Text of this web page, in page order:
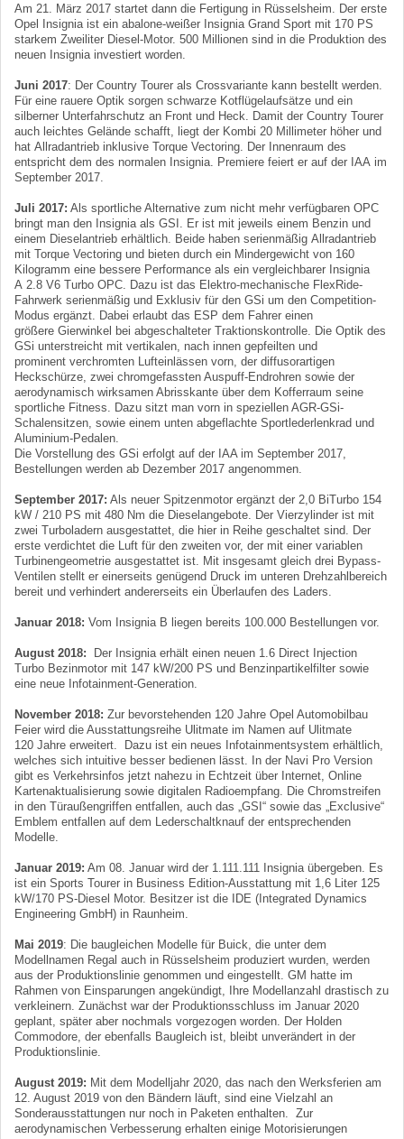
Am 21. März 2017 startet dann die Fertigung in Rüsselsheim. Der erste
Opel Insignia ist ein abalone-weißer Insignia Grand Sport mit 170 PS
starkem Zweiliter Diesel-Motor. 500 Millionen sind in die Produktion des
neuen Insignia investiert worden.
Juni 2017: Der Country Tourer als Crossvariante kann bestellt werden.
Für eine rauere Optik sorgen schwarze Kotflügelaufsätze und ein
silberner Unterfahrschutz an Front und Heck. Damit der Country Tourer
auch leichtes Gelände schafft, liegt der Kombi 20 Millimeter höher und
hat Allradantrieb inklusive Torque Vectoring. Der Innenraum des
entspricht dem des normalen Insignia. Premiere feiert er auf der IAA im
September 2017.
Juli 2017: Als sportliche Alternative zum nicht mehr verfügbaren OPC
bringt man den Insignia als GSI. Er ist mit jeweils einem Benzin und
einem Dieselantrieb erhältlich. Beide haben serienmäßig Allradantrieb
mit Torque Vectoring und bieten durch ein Mindergewicht von 160
Kilogramm eine bessere Performance als ein vergleichbarer Insignia
A 2.8 V6 Turbo OPC. Dazu ist das Elektro-mechanische FlexRide-
Fahrwerk serienmäßig und Exklusiv für den GSi um den Competition-
Modus ergänzt. Dabei erlaubt das ESP dem Fahrer einen
größere Gierwinkel bei abgeschalteter Traktionskontrolle. Die Optik des
GSi unterstreicht mit vertikalen, nach innen gepfeilten und
prominent verchromten Lufteinlässen vorn, der diffusorartigen
Heckschürze, zwei chromgefassten Auspuff-Endrohren sowie der
aerodynamisch wirksamen Abrisskante über dem Kofferraum seine
sportliche Fitness. Dazu sitzt man vorn in speziellen AGR-GSi-
Schalensitzen, sowie einem unten abgeflachte Sportlederlenkrad und
Aluminium-Pedalen.
Die Vorstellung des GSi erfolgt auf der IAA im September 2017,
Bestellungen werden ab Dezember 2017 angenommen.
September 2017: Als neuer Spitzenmotor ergänzt der 2,0 BiTurbo 154
kW / 210 PS mit 480 Nm die Dieselangebote. Der Vierzylinder ist mit
zwei Turboladern ausgestattet, die hier in Reihe geschaltet sind. Der
erste verdichtet die Luft für den zweiten vor, der mit einer variablen
Turbinengeometrie ausgestattet ist. Mit insgesamt gleich drei Bypass-
Ventilen stellt er einerseits genügend Druck im unteren Drehzahlbereich
bereit und verhindert andererseits ein Überlaufen des Laders.
Januar 2018: Vom Insignia B liegen bereits 100.000 Bestellungen vor.
August 2018: Der Insignia erhält einen neuen 1.6 Direct Injection
Turbo Bezinmotor mit 147 kW/200 PS und Benzinpartikelfilter sowie
eine neue Infotainment-Generation.
November 2018: Zur bevorstehenden 120 Jahre Opel Automobilbau
Feier wird die Ausstattungsreihe Ulitmate im Namen auf Ulitmate
120 Jahre erweitert. Dazu ist ein neues Infotainmentsystem erhältlich,
welches sich intuitive besser bedienen lässt. In der Navi Pro Version
gibt es Verkehrsinfos jetzt nahezu in Echtzeit über Internet, Online
Kartenaktualisierung sowie digitalen Radioempfang. Die Chromstreifen
in den Türaußengriffen entfallen, auch das „GSI“ sowie das „Exclusive“
Emblem entfallen auf dem Lederschaltknauf der entsprechenden
Modelle.
Januar 2019: Am 08. Januar wird der 1.111.111 Insignia übergeben. Es
ist ein Sports Tourer in Business Edition-Ausstattung mit 1,6 Liter 125
kW/170 PS-Diesel Motor. Besitzer ist die IDE (Integrated Dynamics
Engineering GmbH) in Raunheim.
Mai 2019: Die baugleichen Modelle für Buick, die unter dem
Modellnamen Regal auch in Rüsselsheim produziert wurden, werden
aus der Produktionslinie genommen und eingestellt. GM hatte im
Rahmen von Einsparungen angekündigt, Ihre Modellanzahl drastisch zu
verkleinern. Zunächst war der Produktionsschluss im Januar 2020
geplant, später aber nochmals vorgezogen worden. Der Holden
Commodore, der ebenfalls Baugleich ist, bleibt unverändert in der
Produktionslinie.
August 2019: Mit dem Modelljahr 2020, das nach den Werksferien am
12. August 2019 von den Bändern läuft, sind eine Vielzahl an
Sonderausstattungen nur noch in Paketen enthalten. Zur
aerodynamischen Verbesserung erhalten einige Motorisierungen